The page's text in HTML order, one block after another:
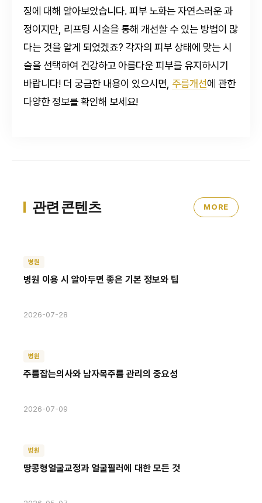
징에 대해 알아보았습니다. 피부 노화는 자연스러운 과
정이지만, 리프팅 시술을 통해 개선할 수 있는 방법이 많
다는 것을 알게 되었겠죠? 각자의 피부 상태에 맞는 시
술을 선택하여 건강하고 아름다운 피부를 유지하시기
바랍니다! 더 궁금한 내용이 있으시면, 주름개선에 관한
다양한 정보를 확인해 보세요!
관련 콘텐츠 MORE
병원
병원 이용 시 알아두면 좋은 기본 정보와 팁
2026-07-28
병원
주름잡는의사와 남자목주름 관리의 중요성
2026-07-09
병원
땅콩형얼굴교정과 얼굴필러에 대한 모든 것